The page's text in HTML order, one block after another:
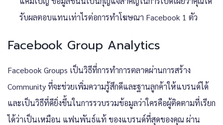
รับผลตอบแทนเท่าไรต่อการทำโฆษณา Facebook 1 ตัว
Facebook Group Analytics
Facebook Groups เป็นวิธีที่การทำการตลาดผ่านการสร้าง
Community ที่จะช่วยเพิ่มความรู้สึกดีและฐานลูกค้าให้แบรนด์ได้
และเป็นวิธีที่ดียิ่งขึ้นในการรวบรวมข้อมูลว่าใครคือผู้ติดตามที่เรียก
ได้ว่าเป็นเหมือน แฟนพันธ์แท้ ของแบรนด์ที่สุดของคุณ ผ่าน